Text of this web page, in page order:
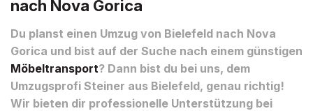
nach Nova Gorica
Du planst einen Umzug von Bielefeld nach Nova
Gorica und bist auf der Suche nach einem günstigen
Möbeltransport? Dann bist du bei uns, dem
Umzugsprofi Steiner aus Bielefeld, genau richtig!
Wir bieten dir professionelle Unterstützung bei